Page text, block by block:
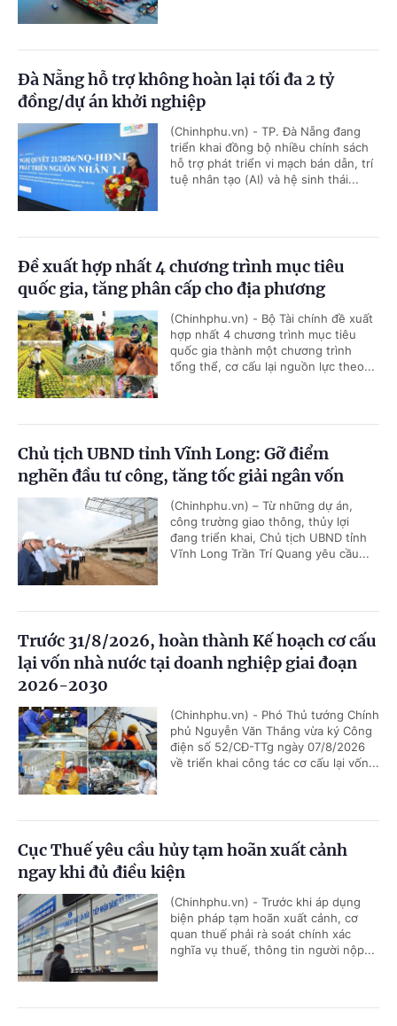
Đà Nẵng hỗ trợ không hoàn lại tối đa 2 tỷ
đồng/dự án khởi nghiệp
(Chinhphu.vn) - TP. Đà Nẵng đang
triển khai đồng bộ nhiều chính sách
hỗ trợ phát triển vi mạch bán dẫn, trí
tuệ nhân tạo (AI) và hệ sinh thái...
Đề xuất hợp nhất 4 chương trình mục tiêu
quốc gia, tăng phân cấp cho địa phương
(Chinhphu.vn) - Bộ Tài chính đề xuất
hợp nhất 4 chương trình mục tiêu
quốc gia thành một chương trình
tổng thể, cơ cấu lại nguồn lực theo...
Chủ tịch UBND tỉnh Vĩnh Long: Gỡ điểm
nghẽn đầu tư công, tăng tốc giải ngân vốn
(Chinhphu.vn) – Từ những dự án,
công trường giao thông, thủy lợi
đang triển khai, Chủ tịch UBND tỉnh
Vĩnh Long Trần Trí Quang yêu cầu...
Trước 31/8/2026, hoàn thành Kế hoạch cơ cấu
lại vốn nhà nước tại doanh nghiệp giai đoạn
2026-2030
(Chinhphu.vn) - Phó Thủ tướng Chính
phủ Nguyễn Văn Thắng vừa ký Công
điện số 52/CĐ-TTg ngày 07/8/2026
về triển khai công tác cơ cấu lại vốn...
Cục Thuế yêu cầu hủy tạm hoãn xuất cảnh
ngay khi đủ điều kiện
(Chinhphu.vn) - Trước khi áp dụng
biện pháp tạm hoãn xuất cảnh, cơ
quan thuế phải rà soát chính xác
nghĩa vụ thuế, thông tin người nộp...